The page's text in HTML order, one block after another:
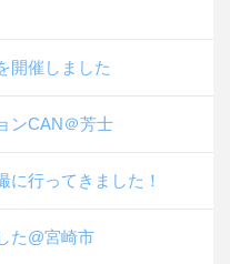
開催しました
ンCAN＠芳士
に行ってきました！
た@宮崎市